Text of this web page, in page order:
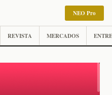
NEO Pro
REVISTA MERCADOS